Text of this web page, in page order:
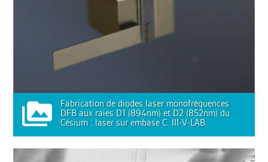
Fabrication de diodes laser monofréquences
DFB aux raies D1 (894nm) et D2 (852nm) du
Césium : laser sur embase C. III-V-LAB.